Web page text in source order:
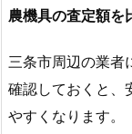
農機具の査定額を
三条市周辺の業者
確認しておくと、
やすくなります。